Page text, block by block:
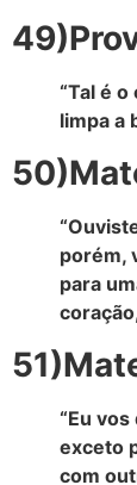
“Tal é
limpa a
porém,
para
“Eu
exceto
com